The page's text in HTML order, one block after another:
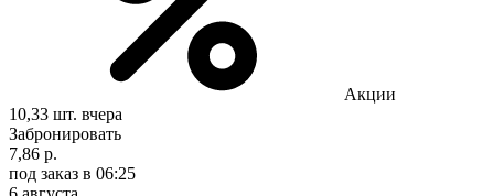
Акции
10,33 шт. вчера
Забронировать
7,86 р.
под заказ в 06:25